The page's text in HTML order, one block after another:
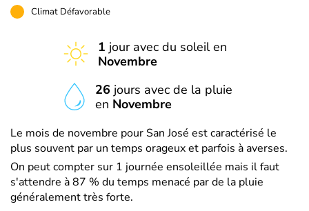
Climat Défavorable
1 jour avec du soleil en
Novembre
26 jours avec de la pluie
en Novembre
Le mois de novembre pour San José est caractérisé le
plus souvent par un temps orageux et parfois à averses.
On peut compter sur 1 journée ensoleillée mais il faut
s'attendre à 87 % du temps menacé par de la pluie
généralement très forte.